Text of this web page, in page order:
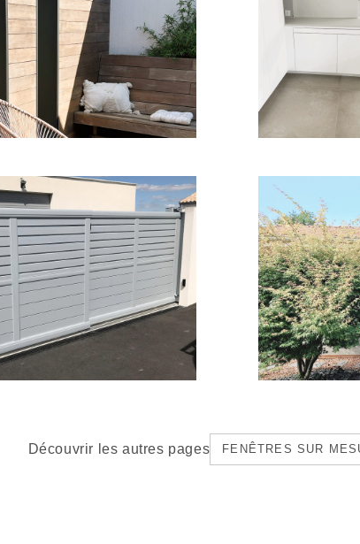
Découvrir les autres pages FENÊTRES SUR